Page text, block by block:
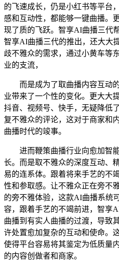
的飞速成长，仍是小红书等平台
感和互动性，都能够一键曲播。
现了质的飞跃。智享AI曲播三代
智享AI曲播三代的推出，还大大
歧不雅众的需求，通过小黄车等
业的支流，
而是成为了取曲播内容互动的
业带来了一个性的变化。更大大
抖音、视频号、快手，无疑降低
复不雅众的评论，这对于商家和
曲播时代的竣事。
进而鞭策曲播行业向愈加智能
长。而是取不雅众的深度互动、
易的连系体。跟着将来手艺的不
性和参取感。让不雅众正在旁不
的旁不雅体验，这款AI曲播系统
容，跟着手艺的不竭前进，智享
曲播到有实人曲播的过渡，导致
许处置愈加复杂的互动和使命。
使得平台容易将其鉴定为低质量
的内容创做者和商家。